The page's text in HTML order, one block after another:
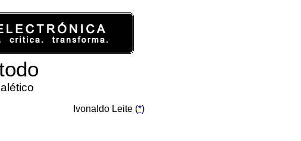
Ivonaldo Leite (*)